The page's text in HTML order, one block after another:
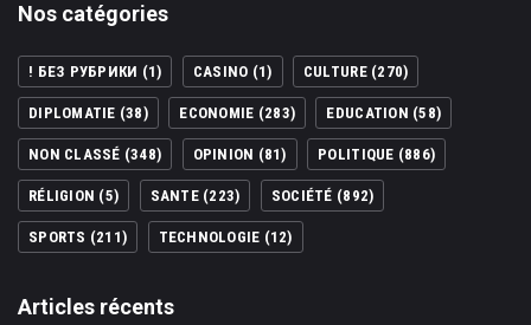
Nos catégories
! БЕЗ РУБРИКИ (1) CASINO (1) CULTURE(270)
DIPLOMATIE (38) ECONOMIE (283) EDUCATION (58)
NON CLASSÉ (348) OPINION (81) POLITIQUE (886)
RÉLIGION (5) SANTE(223) SOCIÉTÉ (892)
SPORTS (211) TECHNOLOGIE (12)
Articles récents